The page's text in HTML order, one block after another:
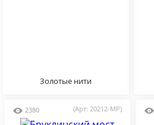
Золотые нити
2380 (Арт: 20212-MP)